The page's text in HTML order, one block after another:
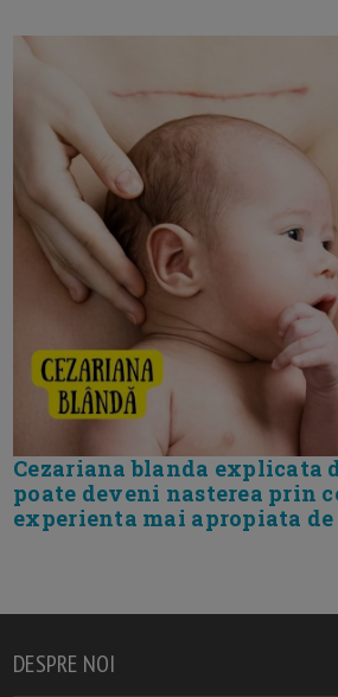
Cezariana blanda explicata
poate deveni nasterea prin
experienta mai apropiata
DESPRE NOI